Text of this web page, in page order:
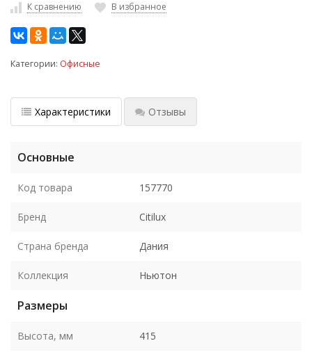
К сравнению В избранное
Категории: Офисные
Характеристики Отзывы
Основные
Код товара 157770
Бренд Citilux
Страна бренда Дания
Коллекция Ньютон
Размеры
Высота, мм 415